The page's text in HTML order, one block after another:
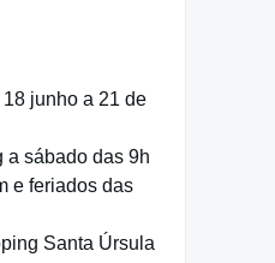
junho a 21 de
a sábado das 9h
e feriados das
Santa Úrsula